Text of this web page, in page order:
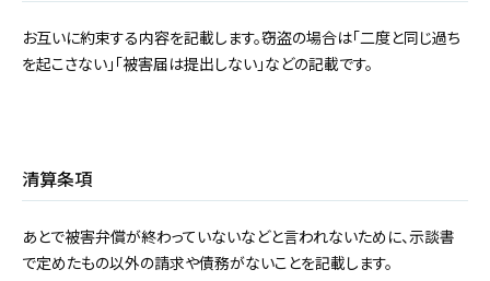
お互いに約束する内容を記載します。窃盗の場合は「二度と同じ過ち
を起こさない」「被害届は提出しない」などの記載です。
清算条項
あとで被害弁償が終わっていないなどと言われないために、示談書
で定めたもの以外の請求や債務がないことを記載します。